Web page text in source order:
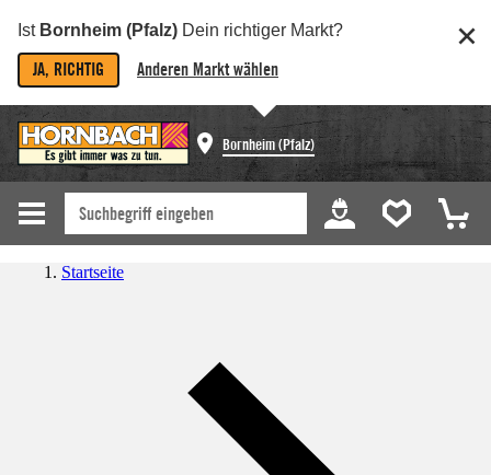
Ist Bornheim (Pfalz) Dein richtiger Markt?
JA, RICHTIG Anderen Markt wählen
Bornheim (Pfalz)
Startseite